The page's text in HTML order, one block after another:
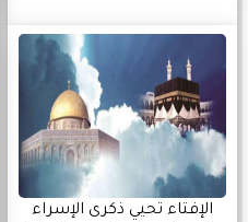
الإفتاء تحيي ذكرى الإسراء